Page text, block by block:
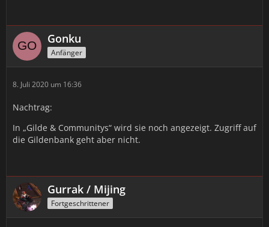
Gonku
Anfänger
8. Juli 2020 um 16:36
Nachtrag:
In „Gilde & Communitys“ wird sie noch angezeigt. Zugriff auf
die Gildenbank geht aber nicht.
Gurrak / Mijing
Fortgeschrittener